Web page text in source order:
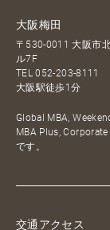
大阪梅田
〒530-0011 大阪市
ル7F
TEL052-203-8111
大阪駅徒歩1分
Global MBA,
MBA Plus,
です。
交通アクセス